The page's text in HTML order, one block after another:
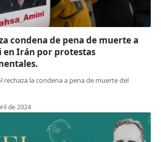
condena de pena de muerte a
en Irán por protestas
rechaza la condena a pena de muerte del
de 2024